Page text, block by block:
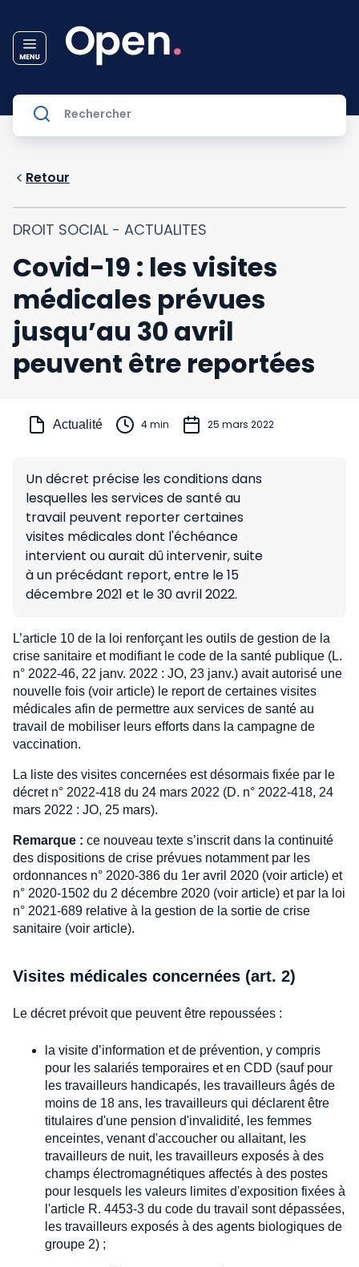
Retour
DROIT SOCIAL - ACTUALITES
Covid-19 : les visites
médicales prévues
jusqu’au 30 avril
peuvent être reportées
Actualité 4 min 25 mars 2022
Un décret précise les conditions dans
lesquelles les services de santé au
travail peuvent reporter certaines
visites médicales dont l'échéance
intervient ou aurait dû intervenir, suite
à un précédant report, entre le 15
décembre 2021 et le 30 avril 2022.
L’article 10 de la loi renforçant les outils de gestion de la
crise sanitaire et modifiant le code de la santé publique (L.
n° 2022-46, 22 janv. 2022 : JO, 23 janv.) avait autorisé une
nouvelle fois (voir article) le report de certaines visites
médicales afin de permettre aux services de santé au
travail de mobiliser leurs efforts dans la campagne de
vaccination.
La liste des visites concernées est désormais fixée par le
décret n° 2022-418 du 24 mars 2022 (D. n° 2022-418, 24
mars 2022 : JO, 25 mars).
Remarque : ce nouveau texte s’inscrit dans la continuité
des dispositions de crise prévues notamment par les
ordonnances n° 2020‑386 du 1er avril 2020 (voir article) et
n° 2020‑1502 du 2 décembre 2020 (voir article) et par la loi
n° 2021-689 relative à la gestion de la sortie de crise
sanitaire (voir article).
Visites médicales concernées (art. 2)
Le décret prévoit que peuvent être repoussées :
la visite d’information et de prévention, y compris
pour les salariés temporaires et en CDD (sauf pour
les travailleurs handicapés, les travailleurs âgés de
moins de 18 ans, les travailleurs qui déclarent être
titulaires d'une pension d'invalidité, les femmes
enceintes, venant d'accoucher ou allaitant, les
travailleurs de nuit, les travailleurs exposés à des
champs électromagnétiques affectés à des postes
pour lesquels les valeurs limites d'exposition fixées à
l'article R. 4453-3 du code du travail sont dépassées,
les travailleurs exposés à des agents biologiques de
groupe 2) ;